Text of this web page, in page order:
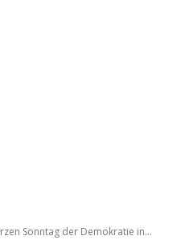
Sonntag der Demokratie in...